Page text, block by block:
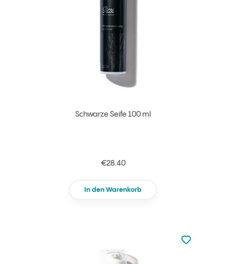
Schwarze Seife 100 ml
€28.40
In den Warenkorb
zu den
zu Ihren